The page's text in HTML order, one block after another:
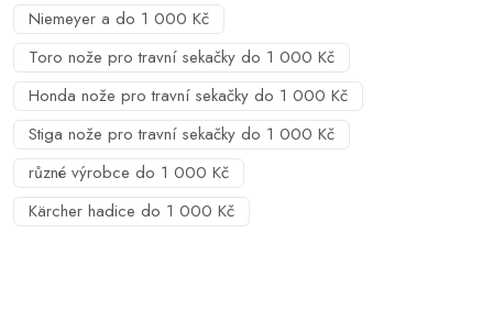
Niemeyer a do 1 000 Kč
Toro nože pro travní sekačky do 1 000 Kč
Honda nože pro travní sekačky do 1 000 Kč
Stiga nože pro travní sekačky do 1 000 Kč
různé výrobce do 1 000 Kč
Kärcher hadice do 1 000 Kč